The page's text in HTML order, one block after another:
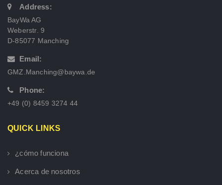
Address:
BayWa AG
Weberstr. 9
D-85077 Manching
Email:
GMZ.Manching@baywa.de
Phone:
+49 (0) 8459 3274 44
QUICK LINKS
¿cómo funciona
Acerca de nosotros